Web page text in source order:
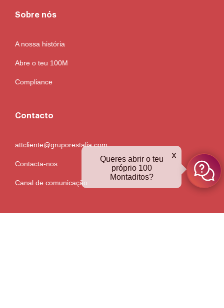
Sobre nós
A nossa história
Abre o teu 100M
Compliance
Contacto
attcliente@gruporestalia.com
Contacta-nos
Canal de comunicação
Queres abrir o teu
próprio 100
Montaditos?
x